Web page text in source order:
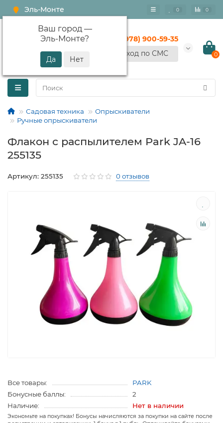
Эль-Монте
Ваш город —
Эль-Монте?
0 0
+7 (978) 900-59-35
Вход по СМС
0
Садовая техника
Опрыскиватели
Ручные опрыскиватели
Флакон с распылителем Park JA-16
255135
Артикул: 255135 0 отзывов
Все товары:
PARK
Бонусные баллы:
2
Наличие:
Нет в наличии
Экономьте на покупках! Бонусы начисляются за покупки на сайте после